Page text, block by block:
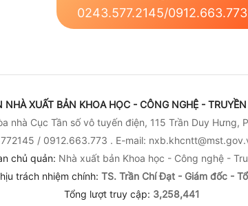
0243.577.2145/0912.663.773
NHÀ XUẤT BẢN KHOA HỌC - CÔNG NGHỆ -
nhà Cục Tần số vô tuyến điện, 115 Trần Duy Hưng,
/ 0912.663.773 . E-mail:
chủ quản: Nhà xuất bản Khoa học - Công nghệ -
trách nhiệm chính: TS. Trần Chí Đạt - Giám đốc -
Tổng lượt truy cập: 3,258,441